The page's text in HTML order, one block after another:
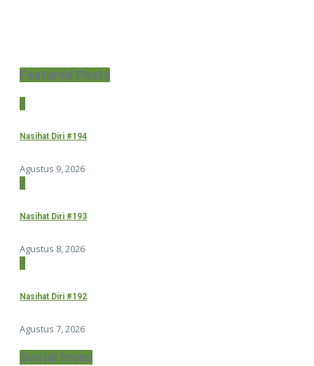
Featured Posts
1
Nasihat Diri #194
Agustus 9, 2026
2
Nasihat Diri #193
Agustus 8, 2026
3
Nasihat Diri #192
Agustus 7, 2026
Social Icons